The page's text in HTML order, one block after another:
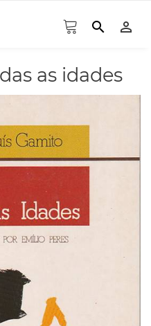
search person_outline
as idades